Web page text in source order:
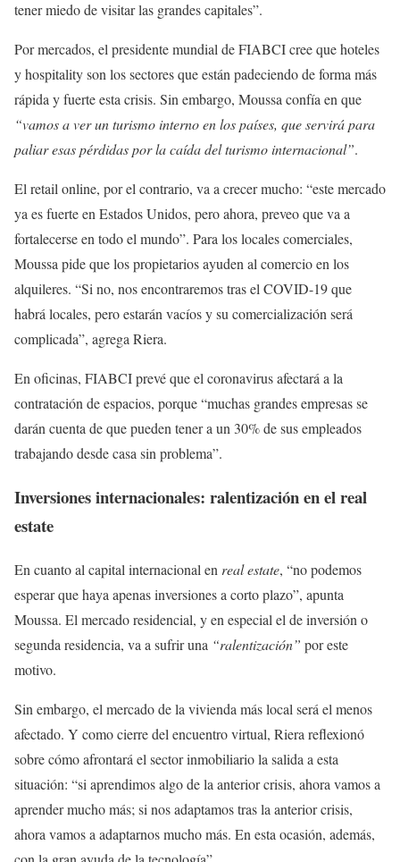
tener miedo de visitar las grandes capitales”.
Por mercados, el presidente mundial de FIABCI cree que hoteles
y hospitality son los sectores que están padeciendo de forma más
rápida y fuerte esta crisis. Sin embargo, Moussa confía en que
“vamos a ver un turismo interno en los países, que servirá para
paliar esas pérdidas por la caída del turismo internacional”.
El retail online, por el contrario, va a crecer mucho: “este mercado
ya es fuerte en Estados Unidos, pero ahora, preveo que va a
fortalecerse en todo el mundo”. Para los locales comerciales,
Moussa pide que los propietarios ayuden al comercio en los
alquileres. “Si no, nos encontraremos tras el COVID-19 que
habrá locales, pero estarán vacíos y su comercialización será
complicada”, agrega Riera.
En oficinas, FIABCI prevé que el coronavirus afectará a la
contratación de espacios, porque “muchas grandes empresas se
darán cuenta de que pueden tener a un 30% de sus empleados
trabajando desde casa sin problema”.
Inversiones internacionales: ralentización en el real
estate
En cuanto al capital internacional en real estate, “no podemos
esperar que haya apenas inversiones a corto plazo”, apunta
Moussa. El mercado residencial, y en especial el de inversión o
segunda residencia, va a sufrir una “ralentización” por este
motivo.
Sin embargo, el mercado de la vivienda más local será el menos
afectado. Y como cierre del encuentro virtual, Riera reflexionó
sobre cómo afrontará el sector inmobiliario la salida a esta
situación: “si aprendimos algo de la anterior crisis, ahora vamos a
aprender mucho más; si nos adaptamos tras la anterior crisis,
ahora vamos a adaptarnos mucho más. En esta ocasión, además,